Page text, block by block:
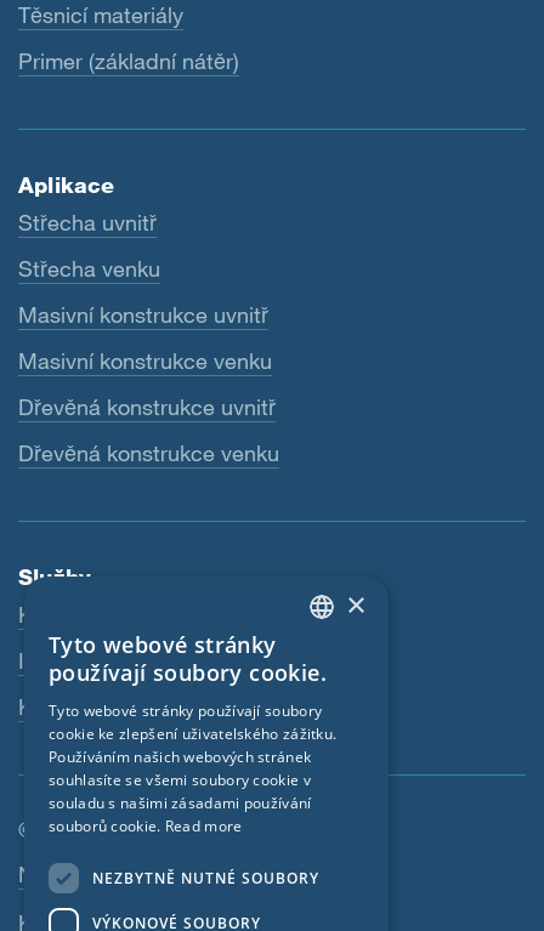
Těsnicí materiály
Primer (základní nátěr)
Aplikace
Střecha uvnitř
Střecha venku
Masivní konstrukce uvnitř
Masivní konstrukce venku
Dřevěná konstrukce uvnitř
Dřevěná konstrukce venku
Služby
Ke stažení
Internetový obchod
Kontaktní osoba
© SIGA 2026
Navigace zápatí
Nabídky práce
Kontakt
FRENCH
CZECH
×
Tyto webové stránky
používají soubory cookie.
Tyto webové stránky používají soubory
cookie ke zlepšení uživatelského zážitku.
Používáním našich webových stránek
souhlasíte se všemi soubory cookie v
souladu s našimi zásadami používání
souborů cookie. Read more
NEZBYTNĚ NUTNÉ SOUBORY
VÝKONOVÉ SOUBORY